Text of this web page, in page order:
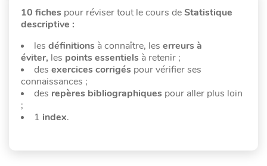
10 fiches pour réviser tout le cours deStatistique
descriptive :
les définitions à connaître, les erreurs à
éviter, les points essentiels à retenir ;
des exercices corrigés pour vérifier ses
connaissances ;
des repères bibliographiques pour aller plus loin
;
1 index.